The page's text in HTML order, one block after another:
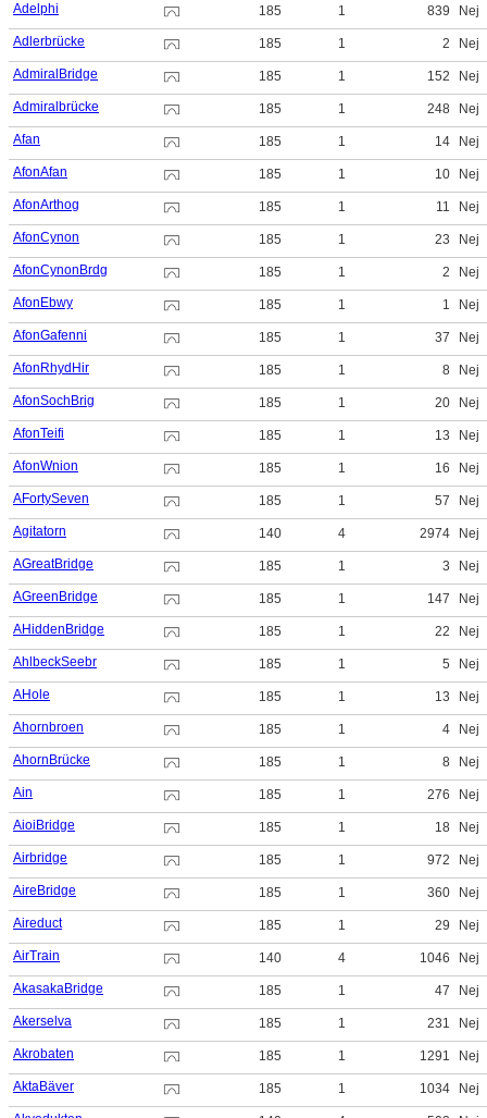
Adelphi
185 1 839
Nej
Adlerbrücke
185 1 2
Nej
AdmiralBridge
185 1 152
Nej
Admiralbrücke
185 1 248
Nej
Afan
185 1 14
Nej
AfonAfan
185 1 10
Nej
AfonArthog
185 1 11
Nej
AfonCynon
185 1 23
Nej
AfonCynonBrdg
185 1 2
Nej
AfonEbwy
185 1 1
Nej
AfonGafenni
185 1 37
Nej
AfonRhydHir
185 1 8
Nej
AfonSochBrig
185 1 20
Nej
AfonTeifi
185 1 13
Nej
AfonWnion
185 1 16
Nej
AFortySeven
185 1 57
Nej
Agitatorn
140 4 2974
Nej
AGreatBridge
185 1 3
Nej
AGreenBridge
185 1 147
Nej
AHiddenBridge
185 1 22
Nej
AhlbeckSeebr
185 1 5
Nej
AHole
185 1 13
Nej
Ahornbroen
185 1 4
Nej
AhornBrücke
185 1 8
Nej
Ain
185 1 276
Nej
AioiBridge
185 1 18
Nej
Airbridge
185 1 972
Nej
AireBridge
185 1 360
Nej
Aireduct
185 1 29
Nej
AirTrain
140 4 1046
Nej
AkasakaBridge
185 1 47
Nej
Akerselva
185 1 231
Nej
Akrobaten
185 1 1291
Nej
AktaBäver
185 1 1034
Nej